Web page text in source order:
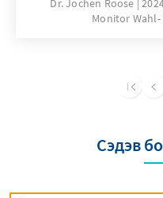
Jüngeren ähnlich
Europäischen
Wahlberechtigten.
Dr. Jochen Roose
Monitor
Сэдэв